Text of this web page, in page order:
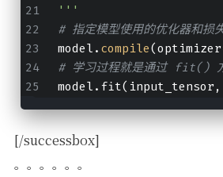
'''
# 指定模型使用的优化器和损
model. compile
# 学习过程就是通过 fit() 方
[/successbox]
。。。。。。